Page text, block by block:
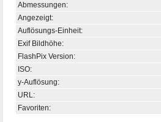
Abmessungen:
Angezeigt:
Auflösungs-Einheit:
Exif Bildhöhe:
FlashPix Version:
ISO:
y-Auflösung:
URL:
Favoriten: